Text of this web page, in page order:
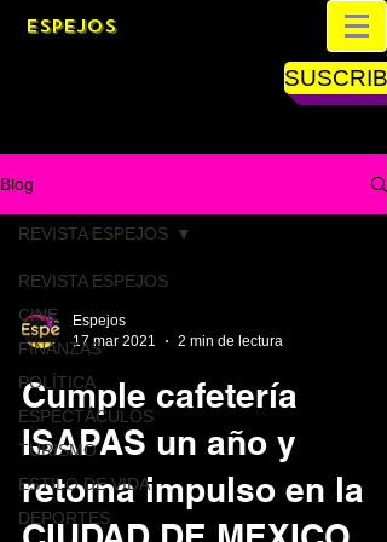
ESPEJOS
Blog
REVISTA ESPEJOS
CINE
FINANZAS
POLÍTICA
ESPECTÁCULOS
TURISMO
ESTILO DE VIDA
DEPORTES
REVISTA ESPEJOS
Espejos
17 mar 2021
2 min de lectura
Cumple cafetería
ISAPAS un año y
retoma impulso en la